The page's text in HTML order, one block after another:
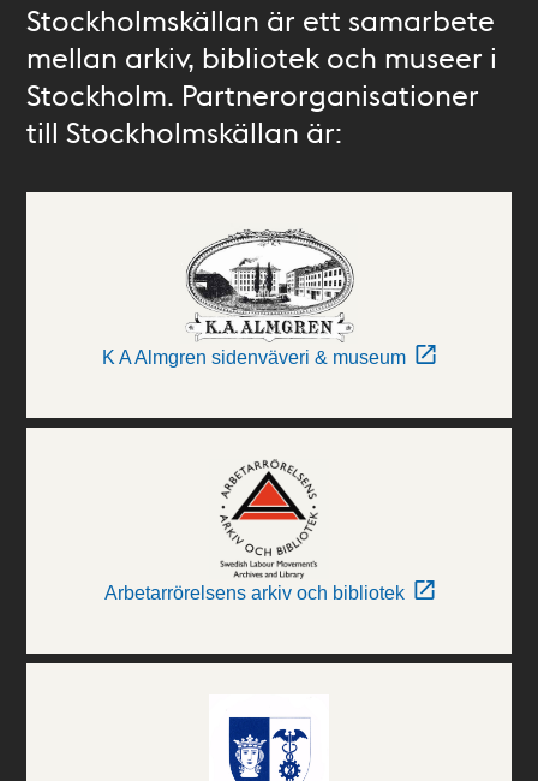
Stockholmskällan är ett samarbete
mellan arkiv, bibliotek och museer i
Stockholm. Partnerorganisationer
till Stockholmskällan är:
K A Almgren sidenväveri & museum
Arbetarrörelsens arkiv och bibliotek